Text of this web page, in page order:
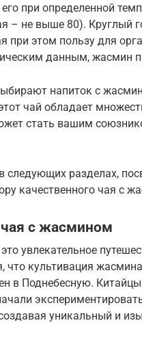
при определенной
– не выше 80). Круглый
при этом пользу для
данным, жасмин
напиток с
чай обладает
стать вашим
следующих разделах,
качественного чая с
с жасмином
увлекательное
что культивация
в Поднебесную.
уникальный и